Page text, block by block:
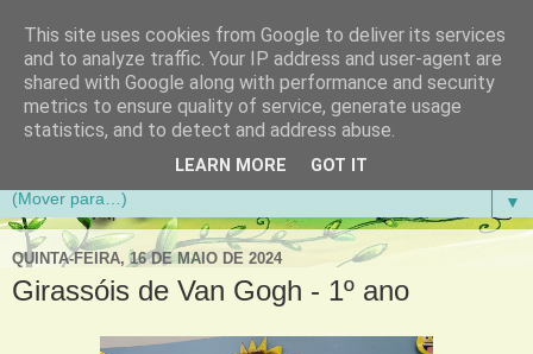
Aventuras de Palmo e Meio
Blogue da Escola Básica do 1.º Ciclo da Gandra em
▼
QUINTA-FEIRA, 16 DE MAIO DE 2024
Girassóis de Van Gogh - 1º ano
This site uses cookies from Google to deliver its services
and to analyze traffic. Your IP address and user-agent are
shared with Google along with performance and security
metrics to ensure quality of service, generate usage
statistics, and to detect and address abuse.
LEARN MORE GOT IT